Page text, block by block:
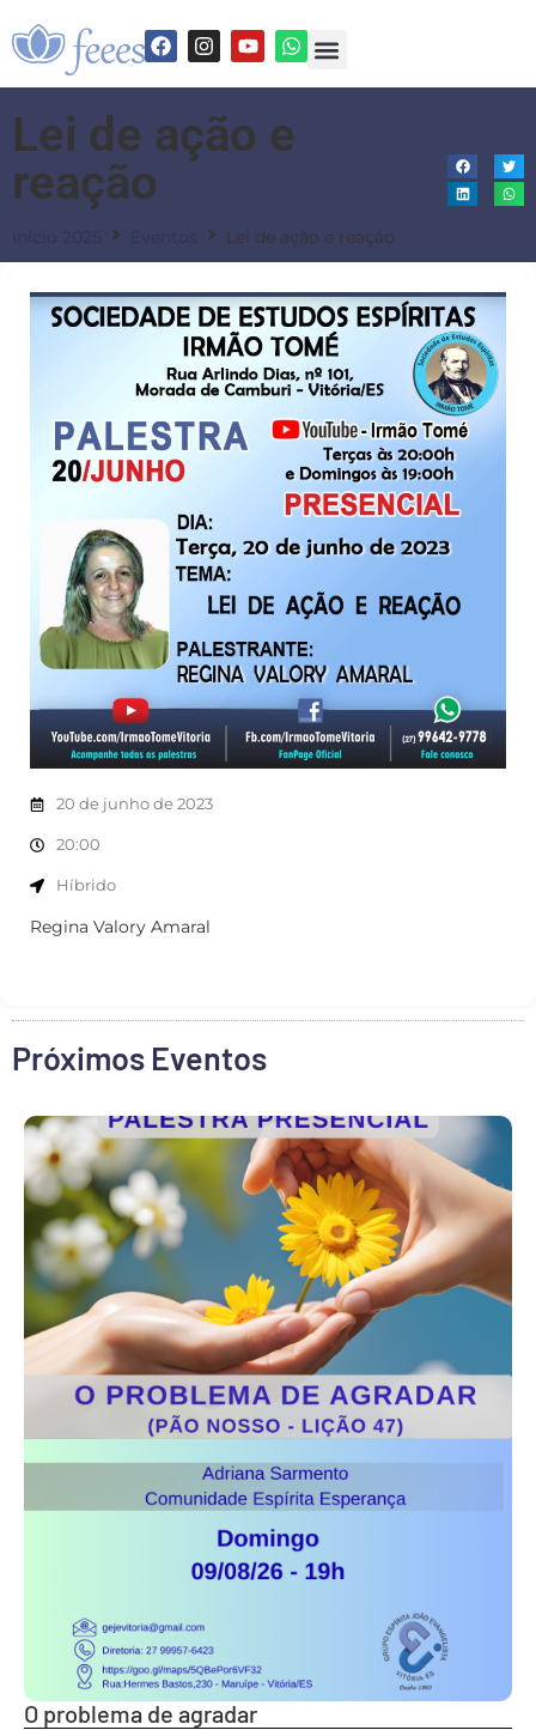
Lei de ação e
reação
Lei de ação e reação
20 de junho de 2023
20:00
Híbrido
Regina Valory Amaral
Próximos Eventos
O problema de agradar